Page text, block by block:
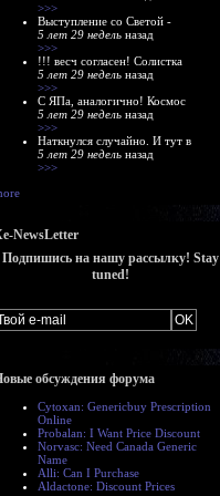
>>>
Выступление со Светой -
5 лет 29 недель назад
>>>
!!! весч согласен! Солистка
5 лет 29 недель назад
>>>
С ЯПа, аналогично! Космос
5 лет 29 недель назад
>>>
Наткнулся случайно. И тут в
5 лет 29 недель назад
>>>
NewsLetter
Подпишись на нашу рассылку! Stay
tuned!
обсуждения форума
Cytoxan: Genericbuy Prescription
Online
Probalan: I Want Price Discount
Norvasc: Need Canada Generic
Name
Alli: Can I Purchase
Aldactone: Discount Prices